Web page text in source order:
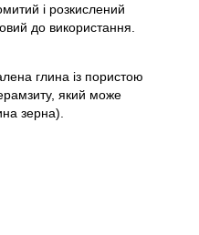
і розкислений
до використання.
глина із пористою
який може
зерна).